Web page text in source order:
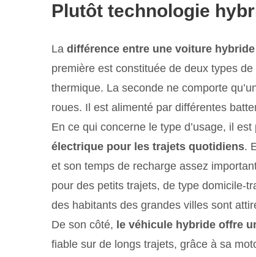
Plutôt technologie
La différence entre une voiture
première est constituée de deux types
thermique. La seconde ne comporte
roues. Il est alimenté par différentes
En ce qui concerne le type d’usage, il est
électrique pour les trajets quotidiens.
et son temps de recharge assez
pour des petits trajets, de type domicile-
des habitants des grandes villes sont
De son côté, le véhicule hybride offre
fiable sur de longs trajets, grâce à sa